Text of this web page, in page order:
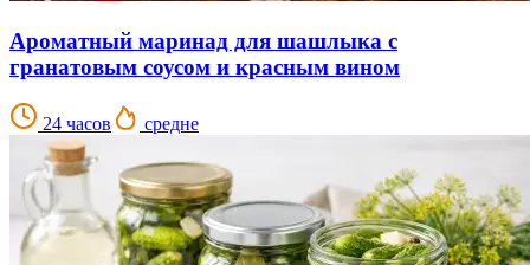
Ароматный маринад для шашлыка с
гранатовым соусом и красным вином
24 часов средне